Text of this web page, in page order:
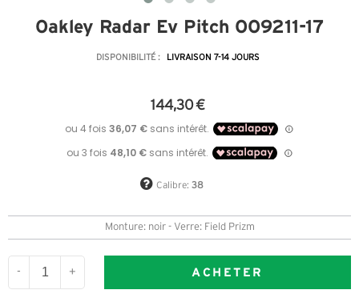
Oakley Radar Ev Pitch OO9211-17
DISPONIBILITÉ : LIVRAISON 7-14 JOURS
144,30 €
Calibre: 38
Monture: noir - Verre: Field Prizm
- + ACHETER